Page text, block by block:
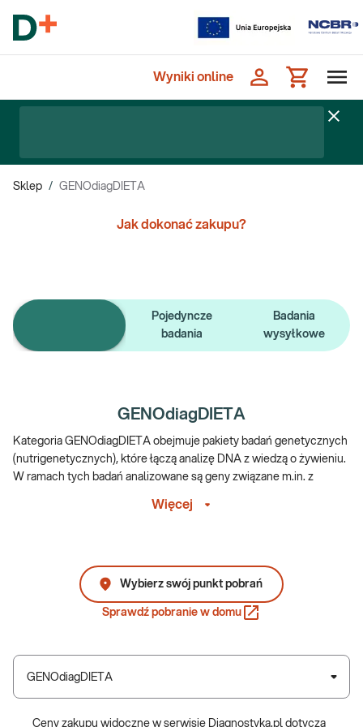
Wyniki online
Sklep / GENOdiagDIETA
Jak dokonać zakupu?
Pojedyncze
badania
Badania
wysyłkowe
GENOdiagDIETA
Kategoria GENOdiagDIETA obejmuje pakiety badań genetycznych
(nutrigenetycznych), które łączą analizę DNA z wiedzą o żywieniu.
W ramach tych badań analizowane są geny związane m.in. z
nietolerancjami pokarmowymi. Badania te pozwalają na uzyskanie
być fundamentem lepiej dopasowanego stylu życia i żywienia.
Badania genetyczne a dieta–korzyści dla
Lepsze zrozumienie własnego metabolizmuDzięki analizie
genów, takich jak FTO, FABP2, PPARγ i inne – badania
Więcej
Sprawdź pobranie w domu
Wybierz swój punkt pobrań
GENOdiagDIETA
Ceny zakupu widoczne w serwisie Diagnostyka.pl dotyczą